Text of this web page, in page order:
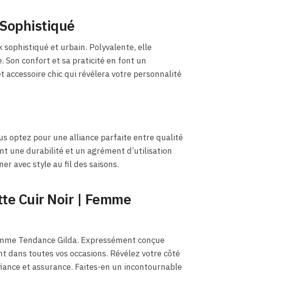
sophistiqué et urbain. Polyvalente, elle
Son confort et sa praticité en font un
accessoire chic qui révélera votre personnalité
optez pour une alliance parfaite entre qualité
une durabilité et un agrément d’utilisation
avec style au fil des saisons.
Cuir Noir | Femme
Tendance Gilda. Expressément conçue
toutes vos occasions. Révélez votre côté
et assurance. Faites-en un incontournable